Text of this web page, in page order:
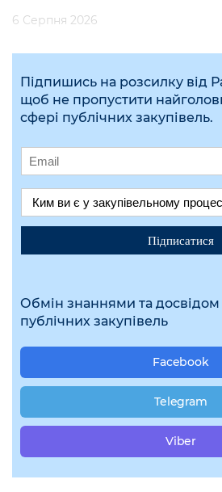
6 Серпня 2026
Підпишись на розсилку від
щоб не пропустити
сфері публічних закупівель.
Підписатися
Обмін знаннями та досвідом
публічних закупівель
Facebook
Telegram
Viber